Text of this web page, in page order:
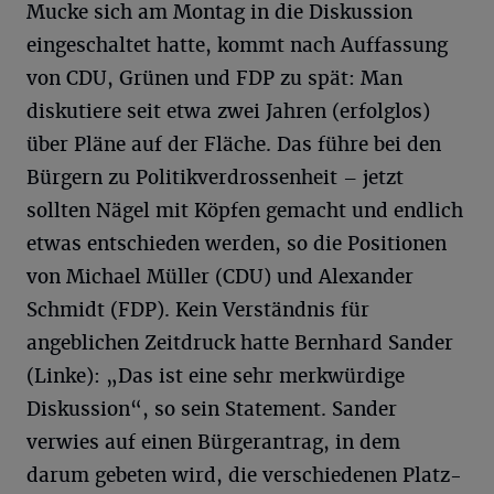
Mucke sich am Montag in die Diskussion
eingeschaltet hatte, kommt nach Auffassung
von CDU, Grünen und FDP zu spät: Man
diskutiere seit etwa zwei Jahren (erfolglos)
über Pläne auf der Fläche. Das führe bei den
Bürgern zu Politikverdrossenheit – jetzt
sollten Nägel mit Köpfen gemacht und endlich
etwas entschieden werden, so die Positionen
von Michael Müller (CDU) und Alexander
Schmidt (FDP). Kein Verständnis für
angeblichen Zeitdruck hatte Bernhard Sander
(Linke): „Das ist eine sehr merkwürdige
Diskussion“, so sein Statement. Sander
verwies auf einen Bürgerantrag, in dem
darum gebeten wird, die verschiedenen Platz-